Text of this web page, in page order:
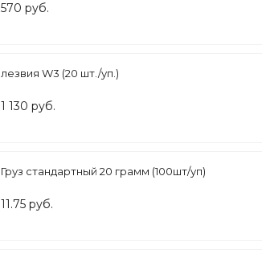
570 руб.
лезвия W3 (20 шт./уп.)
1 130 руб.
Груз стандартный 20 грамм (100шт/уп)
11.75 руб.